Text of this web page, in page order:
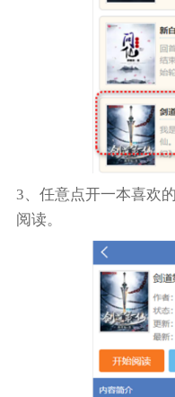
3、任意点开一本喜欢
阅读。